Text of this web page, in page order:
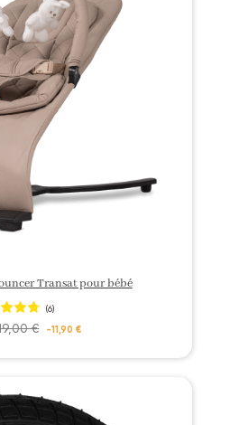
Transat pour bébé
(6)
€ -11,90 €